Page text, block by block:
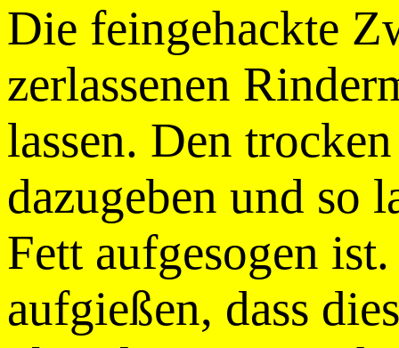
Die feingehackte
zerlassenen
lassen. Den
dazugeben und so
Fett aufgesogen
aufgießen, dass